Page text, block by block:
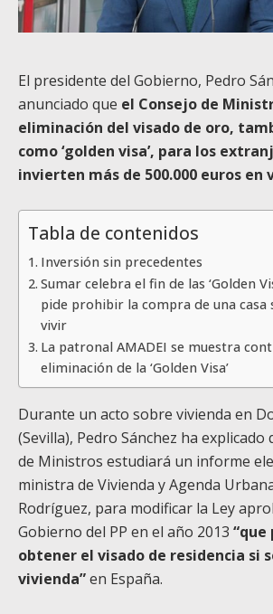
El presidente del Gobierno, Pedro
anunciado que el Consejo de
eliminación del visado de oro,
como ‘golden visa’, para los
invierten más de 500.000 euros en
Tabla de contenidos
Inversión sin precedentes
Sumar celebra el fin de las ‘Golden
pide prohibir la compra de una casa
vivir
La patronal AMADEI se muestra
eliminación de la ‘Golden Visa’
Durante un acto sobre vivienda en
(Sevilla), Pedro Sánchez ha explicado
de Ministros estudiará un informe
ministra de Vivienda y Agenda
Rodríguez, para modificar la Ley
Gobierno del PP en el año 2013
obtener el visado de residencia si
vivienda”en España.